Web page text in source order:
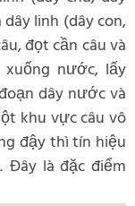
linh (dây con,
đọt cần câu và
nước, lấy
dây nước và
khu vực câu vô
đậy thì tín hiệu
là đặc điểm